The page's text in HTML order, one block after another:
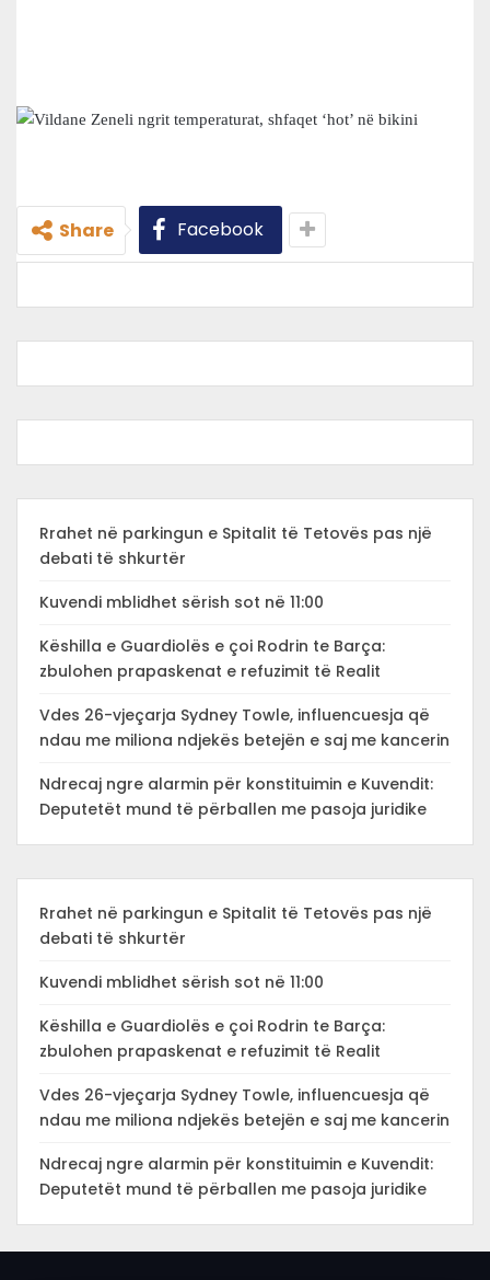
Share Facebook
Rrahet në parkingun e Spitalit të Tetovës pas një
debati të shkurtër
Kuvendi mblidhet sërish sot në 11:00
Këshilla e Guardiolës e çoi Rodrin te Barça:
zbulohen prapaskenat e refuzimit të Realit
Vdes 26-vjeçarja Sydney Towle, influencuesja që
ndau me miliona ndjekës betejën e saj me kancerin
Ndrecaj ngre alarmin për konstituimin e Kuvendit:
Deputetët mund të përballen me pasoja juridike
Rrahet në parkingun e Spitalit të Tetovës pas një
debati të shkurtër
Kuvendi mblidhet sërish sot në 11:00
Këshilla e Guardiolës e çoi Rodrin te Barça:
zbulohen prapaskenat e refuzimit të Realit
Vdes 26-vjeçarja Sydney Towle, influencuesja që
ndau me miliona ndjekës betejën e saj me kancerin
Ndrecaj ngre alarmin për konstituimin e Kuvendit:
Deputetët mund të përballen me pasoja juridike